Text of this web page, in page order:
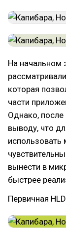
На начальном
которая
части
Однако,
выводу, что
вынести в
быстрее
Первичная